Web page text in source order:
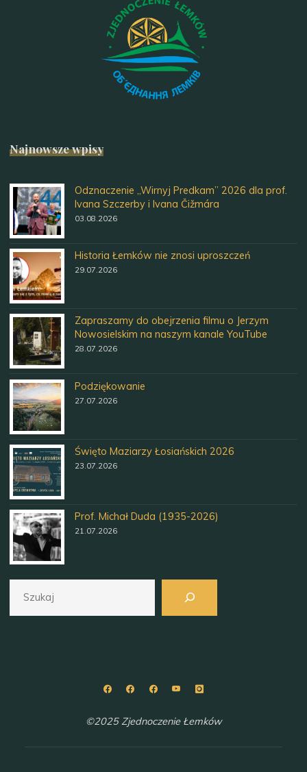
Najnowsze wpisy
Odznaczenie „Wirnyj Predkam” 2026 dla prof.
Ivana Szczerby i Ivana Čižmára
03.08.2026
Historia Łemków nie znosi uproszczeń
29.07.2026
Zapraszamy do obejrzenia filmu o Jerzym
Nowosielskim na naszym kanale YouTube
28.07.2026
Podziękowanie
27.07.2026
Święto Maziarzy Łosiańskich 2026
23.07.2026
Prof. Michał Duda (1935-2026)
21.07.2026
©2025 Zjednoczenie Łemków